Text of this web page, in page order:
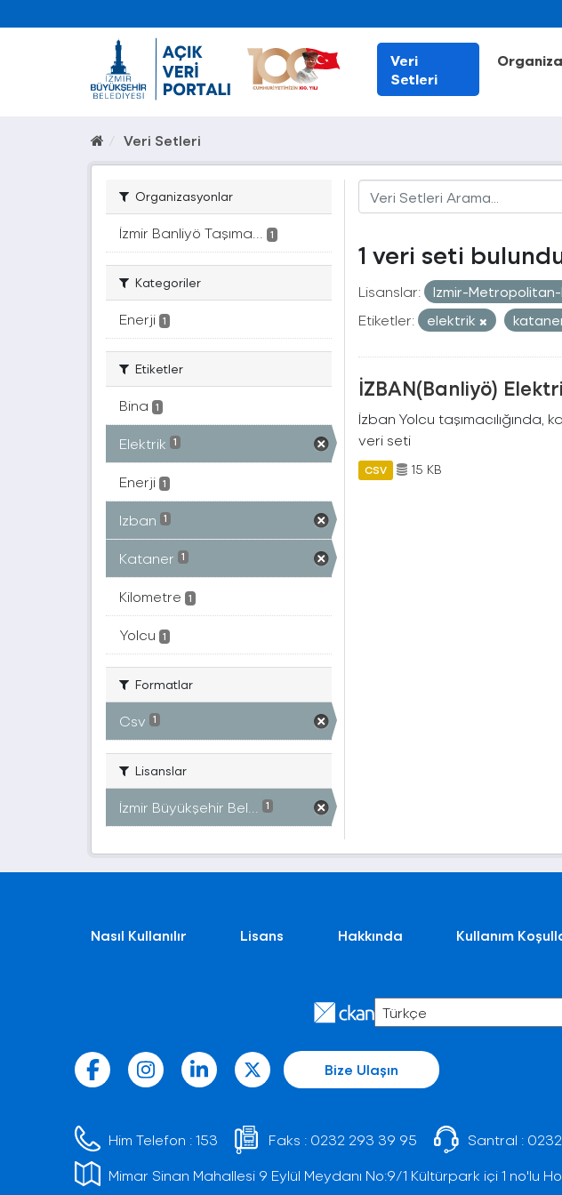
Veri
Setleri
Veri Setleri
Organizasyonlar
İzmir Banliyö Taşıma... 1
Kategoriler
Enerji 1
Etiketler
Bina 1
Elektrik 1
Enerji 1
Izban 1
Kataner 1
Kilometre 1
Yolcu 1
Formatlar
Csv 1
Lisanslar
İzmir Büyükşehir Bel... 1
1 veri seti
Lisanslar: Izmir-
Etiketler:
elektrik
İZBAN(Banliyö)
İzban Yolcu
veri seti
CSV 15 KB
Nasıl Kullanılır Lisans Hakkında Kullanım
Bize Ulaşın
Him Telefon :153 Faks : 0232 293 39 95 Santral :
Mimar Sinan Mahallesi 9 Eylül Meydanı No:9/1 Kültürpark içi 1 no'lu